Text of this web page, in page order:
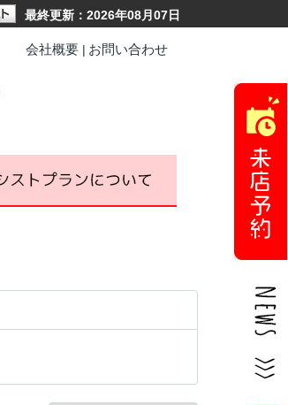
最終更新：2026年08月07日
会社概要 お問い合わせ